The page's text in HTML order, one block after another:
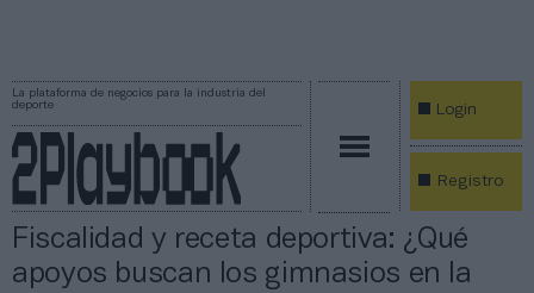
La plataforma de negocios para la industria del
deporte
Login
Registro
Fiscalidad y receta deportiva: ¿Qué
apoyos buscan los gimnasios en la